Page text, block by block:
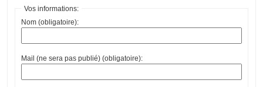
Vos informations:
Nom (obligatoire):
Mail (ne sera pas publié) (obligatoire):